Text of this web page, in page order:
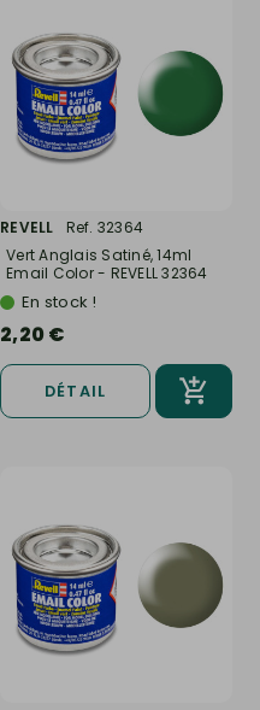
REVELL
Ref. 32364
Vert Anglais Satiné, 14ml
Email Color - REVELL 32364
En stock !
2,20 €
DÉTAIL